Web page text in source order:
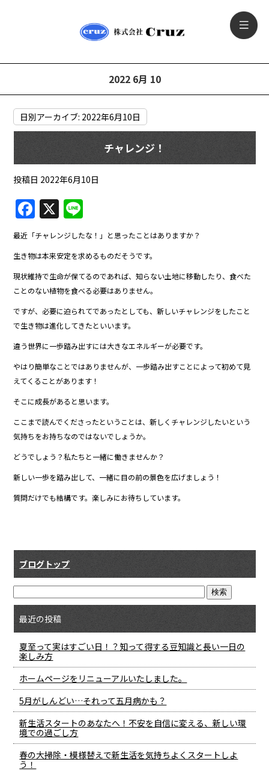
2022 6月 10
日別アーカイブ: 2022年6月10日
チャレンジ！
投稿日 2022年6月10日
F
a
c
e
b
o
o
k
X
n
e
最近「チャレンジしたな！」と思ったことはありますか？
生き物は本来安定を求めるものだそうです。
現状維持で生命が保てるのであれば、知らない土地に移動したり、食べた
ことのない植物を食べる必要はありません。
ですが、必要に迫られてであったとしても、新しいチャレンジをしたこと
で生き物は進化してきたといいます。
違う世界に一歩踏み出すには大きなエネルギーが必要です。
やはり簡単なことではありませんが、一歩踏み出すことによって初めて見
えてくることがあります！
そこに成長があると思います。
ここまで読んでくださったということは、新しくチャレンジしたいという
気持ちをお持ちなのではないでしょうか。
どうでしょう？私たちと一緒に働きませんか？
新しい一歩を踏み出して、一緒に目の前の景色を広げましょう！
質問だけでも結構です。楽しみにお待ちしています。
ブログトップ
最近の投稿
夏至って実はすごい日！？知って得する豆知識と長い一日の
楽しみ方
ホームページをリニューアルいたしました。
5月がしんどい…それって五月病かも？
新生活スタートのあなたへ！不安を自信に変える、新しい環
境での過ごし方
春の大掃除・模様替えで新生活を気持ちよくスタートしよ
う！